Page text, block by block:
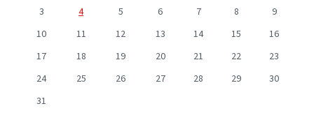
3
4 5 6 7 8
9
10
11 12 13 14 15
16
17
18 19 20 21 22
23
24
25 26 27 28 29
30
31